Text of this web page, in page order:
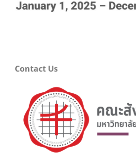
Contact Us